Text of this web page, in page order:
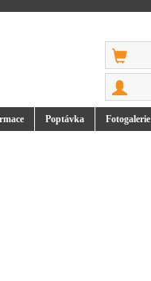
Poptávka Fotogalerie